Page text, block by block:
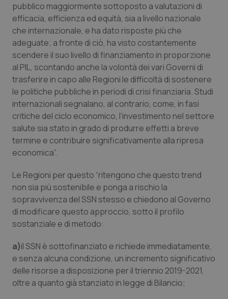
Oncologia & Nutrizione
Psoriasi & pelle
Quotidiano Cardiologia
Quotidiano Chirurgia
Quotidiano Oncologia
Quotidiano Pediatria
Rene & patologie urogenitali
Salute orale & impianti
Sangue & coagulazione
Tiroide
Tumore al seno
pubblico maggiormente sottoposto a valutazioni di
efficacia, efficienza ed equità, sia a livello nazionale
che internazionale, e ha dato risposte più che
adeguate; a fronte di ciò, ha visto costantemente
scendere il suo livello di finanziamento in proporzione
al PIL, scontando anche la volontà dei vari Governi di
trasferire in capo alle Regioni le difficoltà di sostenere
le politiche pubbliche in periodi di crisi finanziaria. Studi
internazionali segnalano, al contrario, come, in fasi
critiche del ciclo economico, l’investimento nel settore
salute sia stato in grado di produrre effetti a breve
termine e contribuire significativamente alla ripresa
economica”.
Le Regioni per questo “ritengono che questo trend
non sia più sostenibile e ponga a rischio la
sopravvivenza del SSN stesso e chiedono al Governo
di modificare questo approccio, sotto il profilo
sostanziale e di metodo:
a)il SSN è sottofinanziato e richiede immediatamente,
e senza alcuna condizione, un incremento significativo
delle risorse a disposizione per il triennio 2019-2021,
oltre a quanto già stanziato in legge di Bilancio;